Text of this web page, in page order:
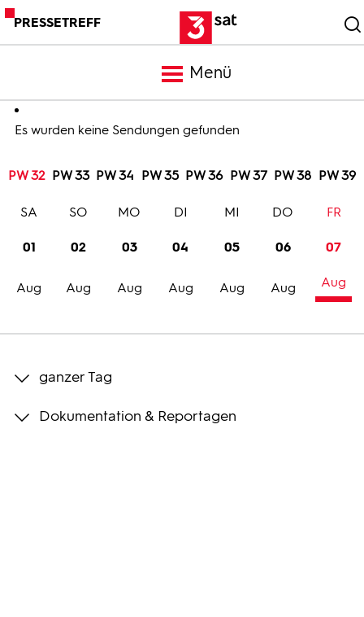
PRESSETREFF
Menü
Meldungen
Programm
Trailer
Bilder
Es wurden keine Sendungen gefunden
PW 32 PW 33 PW 34 PW 35 PW 36 PW 37 PW 38 PW 39
01
Aug
SA
02
Aug
SO
03
Aug
MO
04
Aug
DI
05
Aug
MI
06
Aug
DO
07
Aug
FR
ganzer Tag
Dokumentation & Reportagen